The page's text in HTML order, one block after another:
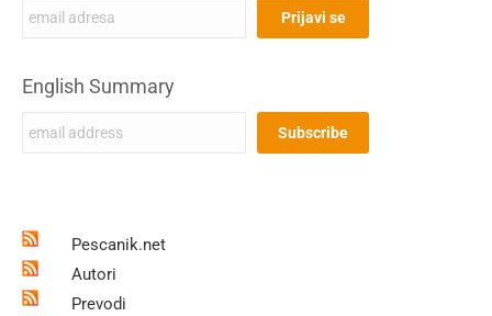
English Summary
Pescanik.net
Autori
Prevodi